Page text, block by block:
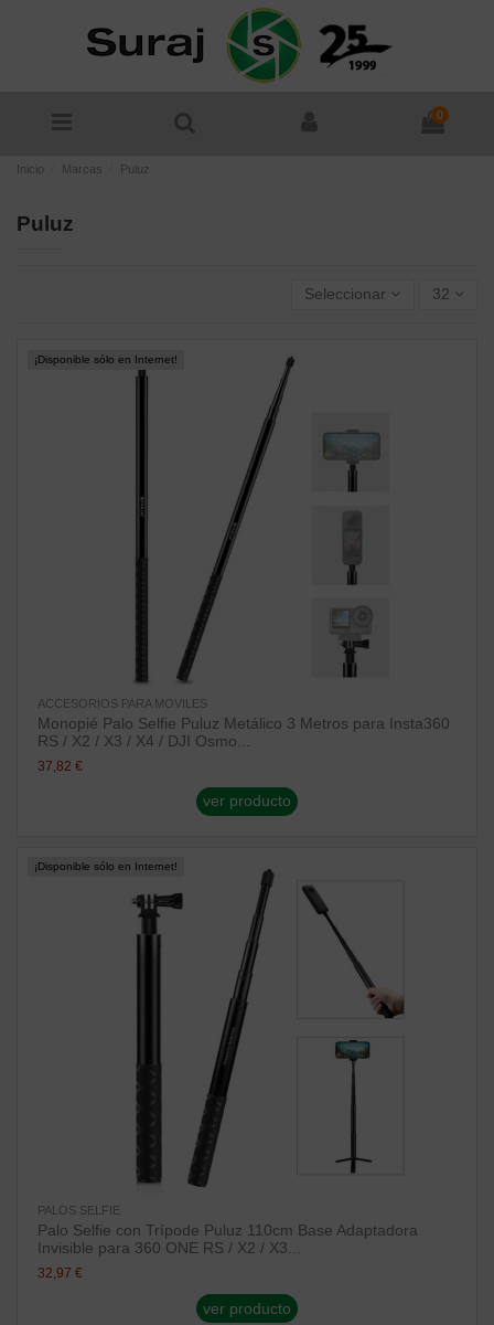
0
Inicio Marcas Puluz
Puluz
Seleccionar 32
¡Disponible sólo en Internet!
ACCESORIOS PARA MOVILES
Monopié Palo Selfie Puluz Metálico 3 Metros para Insta360
RS / X2 / X3 / X4 / DJI Osmo...
37,82 €
ver producto
¡Disponible sólo en Internet!
PALOS SELFIE
Palo Selfie con Trípode Puluz 110cm Base Adaptadora
Invisible para 360 ONE RS / X2 / X3...
32,97 €
ver producto